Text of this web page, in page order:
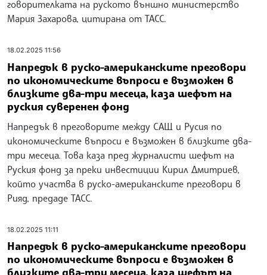
говорителката на руското външно министерство
Мария Захарова, цитирана от ТАСС.
18.02.2025 11:56
Напредък в руско-американските преговори
по икономическите въпроси е възможен в
близките два-три месеца, каза шефът на
руския суверенен фонд
Напредък в преговорите между САЩ и Русия по
икономическите въпроси е възможен в близките два-
три месеца. Това каза пред журналисти шефът на
Руския фонд за преки инвестиции Кирил Дмитриев,
който участва в руско-американските преговори в
Рияд, предаде ТАСС.
18.02.2025 11:11
Напредък в руско-американските преговори
по икономическите въпроси е възможен в
близките два-три месеца, каза шефът на